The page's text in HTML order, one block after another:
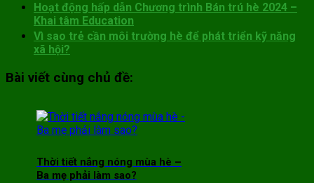
Hoạt động hấp dẫn Chương trình Bán trú hè 2024 –
Khai tâm Education
Vì sao trẻ cần môi trường hè để phát triển kỹ năng
xã hội?
Bài viết cùng chủ đề:
Thời tiết nắng nóng mùa hè –
Ba mẹ phải làm sao?